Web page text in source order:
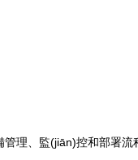
理、監(jiān)控和部署